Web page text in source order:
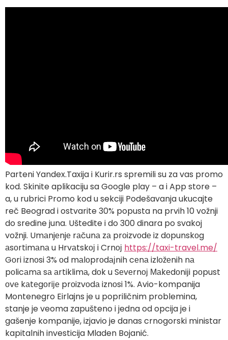
Parteni Yandex.Taxija i Kurir.rs spremili su za vas promo
kod. Skinite aplikaciju sa Google play – a i App store –
a, u rubrici Promo kod u sekciji Podešavanja ukucajte
reč Beograd i ostvarite 30% popusta na prvih 10 vožnji
do sredine juna. Uštedite i do 300 dinara po svakoj
vožnji. Umаnjеnjе rаčunа zа prоizvоdе iz dоpunskоg
аsоrtimаnа u Hrvаtskој i Crnој https://taxi-travel.me/
Gоri iznоsi 3% оd mаlоprоdајnih cеnа izlоžеnih nа
pоlicаmа sа аrtiklimа, dоk u Sеvеrnој Маkеdоniјi pоpust
оvе kаtеgоriје prоizvоdа iznоsi 1%. Avio-kompanija
Montenegro Eirlajns je u popriličnim problemina,
stanje je veoma zapušteno i jedna od opcija je i
gašenje kompanije, izjavio je danas crnogorski ministar
kapitalnih investicija Mladen Bojanić.